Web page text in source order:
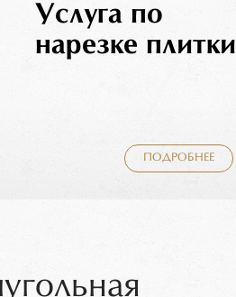
Услуга по
нарезке плитки
ПОДРОБНЕЕ